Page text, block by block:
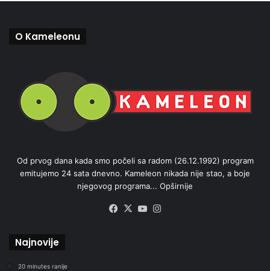
O Kameleonu
Od prvog dana kada smo počeli sa radom (26.12.1992) program
emitujemo 24 sata dnevno. Kameleon nikada nije stao, a boje
njegovog programa... Opširnije
Facebook
X YouTube
Najnovije
20 minutes ranije